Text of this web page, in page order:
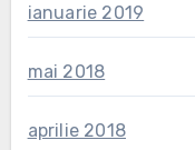
ianuarie 2019
mai 2018
aprilie 2018